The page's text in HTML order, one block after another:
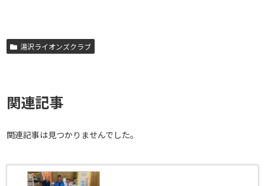
湯沢ライオンズクラブ
関連記事
関連記事は見つかりませんでした。